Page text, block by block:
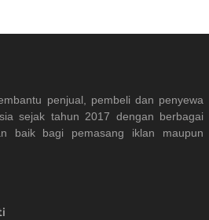
penjual, pembeli dan penyewa
sejak tahun 2017 dengan berbagai
baik bagi pemasang iklan maupun